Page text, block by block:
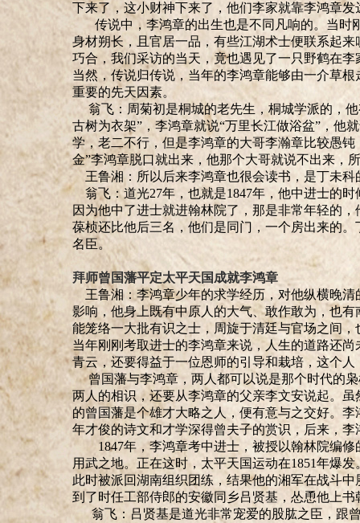
下来了，这小财神下来了，他们李家就靠李鸿章
传说中，李鸿章的出生也是不同凡响的。当时
身材朔长，且官居一品，有些江湖术士便联系起
巧合，我们采访的当天，竟也遇见了一只野鹤在
当然，传说归传说，当年的李鸿章能够由一介草
重要的先天因素。
翁飞：周菊初是桐城的老先生，桐城学派的，
古树为衣架”，李鸿章就说“万里长江做浴盆” ，他
学，老二不行，但是李鸿章的大哥李瀚章比较愚钝
金”李鸿章脱口就出来，他那个大哥就说不出来，
王鲁湘：所以后来李鸿章也很会读书，是丁未科
翁飞：道光27年，也就是1847年，他中进士的时
因为他中了进士就进翰林院了，那是非常年轻的
葆桢还比他后三名，他们是同门，一个房出来的
名臣。
拜师曾国藩平定太平天国成就李鸿章
王鲁湘： 李鸿章少年的求学经历，对他纵横晚
影响，他身上既有中原人的大气、敢作敢为，也
能笼络一大批有识之士，周旋于清廷与官场之间
当年刚刚考取进士的李鸿章来说，人生的道路还
青云，还要得益于一位恩师的引导和栽培，这个
曾国藩与李鸿章，两人都可以说是那个时代的枭
两人的相识，还要从李鸿章的父亲李文安说起。
的曾国藩是个雄才大略之人，便有意与之交好。李
年才俊的诗文和才学深得曾夫子的赏识，后来，
1847年，李鸿章考中进士，被授以翰林院编修
用武之地。正在这时，太平天国运动在1851年爆
此时被派回湖南组织团练，结果他的湘军在战斗
到了时任工部侍郎的安徽同乡吕贤基，怂恿他上书
翁飞：吕贤基是道光非常宠爱的股肱之臣，跟